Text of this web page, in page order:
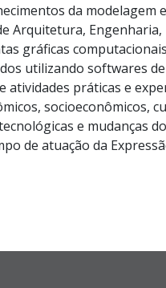
da modelagem
Arquitetura,
gráficas
utilizando softwares
práticas e
socioeconômicos,
e mudanças
de atuação da